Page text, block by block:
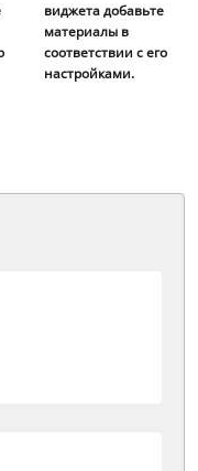
виджета добавьте
материалы в
соответствии с его
настройками.